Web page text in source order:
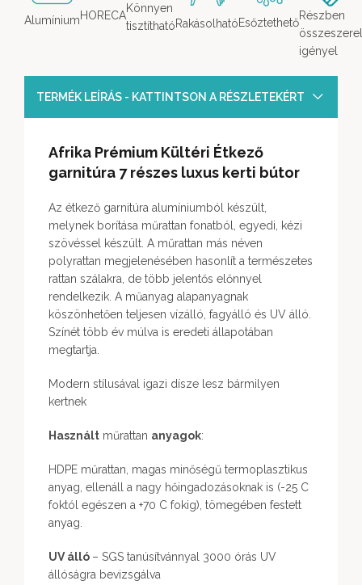
AlumíniumHORECA
Könnyen
tisztíthatóRakásolhatóEsőztethető
Részben
igényel
TERMÉK LEÍRÁS - KATTINTSON A RÉSZLETEKÉRT
Afrika Prémium Kültéri Étkező
garnitúra 7 részes luxus kerti bútor
Az étkező garnitúra alumíniumból készült,
melynek borítása műrattan fonatból, egyedi, kézi
szövéssel készült. A műrattan más néven
polyrattan megjelenésében hasonlít a természetes
rattan szálakra, de több jelentős előnnyel
rendelkezik. A műanyag alapanyagnak
köszönhetően teljesen vízálló, fagyálló és UV álló.
Színét több év múlva is eredeti állapotában
megtartja.
Modern stílusával igazi dísze lesz bármilyen
kertnek
Használt műrattan anyagok:
HDPE műrattan, magas minőségű termoplasztikus
anyag, ellenáll a nagy hőingadozásoknak is (-25 C
foktól egészen a +70 C fokig), tömegében festett
anyag.
UV álló – SGS tanúsítvánnyal 3000 órás UV
állóságra bevizsgálva